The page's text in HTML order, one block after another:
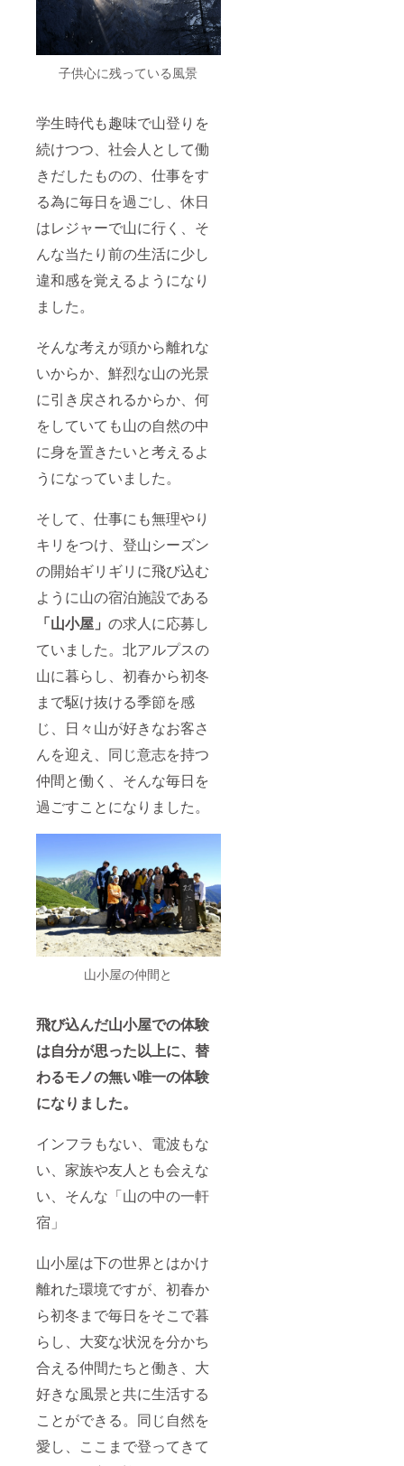
子供心に残っている風景
学生時代も趣味で山登りを
続けつつ、社会人として働
きだしたものの、仕事をす
る為に毎日を過ごし、休日
はレジャーで山に行く、そ
んな当たり前の生活に少し
違和感を覚えるようになり
ました。
そんな考えが頭から離れな
いからか、鮮烈な山の光景
に引き戻されるからか、何
をしていても山の自然の中
に身を置きたいと考えるよ
うになっていました。
そして、仕事にも無理やり
キリをつけ、登山シーズン
の開始ギリギリに飛び込む
ように山の宿泊施設である
「山小屋」 の求人に応募し
ていました。北アルプスの
山に暮らし、初春から初冬
まで駆け抜ける季節を感
じ、日々山が好きなお客さ
んを迎え、同じ意志を持つ
仲間と働く、そんな毎日を
過ごすことになりました。
山小屋の仲間と
飛び込んだ山小屋での体験
は自分が思った以上に、替
わるモノの無い唯一の体験
になりました。
インフラもない、電波もな
い、家族や友人とも会えな
い、そんな「山の中の一軒
宿」
山小屋は下の世界とはかけ
離れた環境ですが、初春か
ら初冬まで毎日をそこで暮
らし、大変な状況を分かち
合える仲間たちと働き、大
好きな風景と共に生活する
ことができる。同じ自然を
愛し、ここまで登ってきて